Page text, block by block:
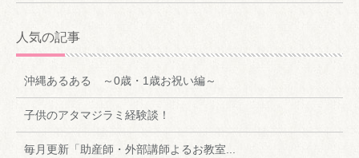
人気の記事
沖縄あるある ～0歳・1歳お祝い編～
子供のアタマジラミ経験談！
毎月更新「助産師・外部講師よるお教室...